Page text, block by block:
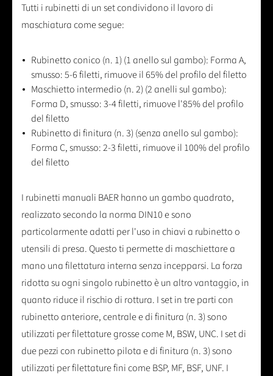
Tutti i rubinetti di un set condividono il lavoro di
maschiatura come segue:
Rubinetto conico (n. 1) (1 anello sul gambo): Forma A,
smusso: 5-6 filetti, rimuove il 65% del profilo del filetto
Maschietto intermedio (n. 2) (2 anelli sul gambo):
Forma D, smusso: 3-4 filetti, rimuove l'85% del profilo
del filetto
Rubinetto di finitura (n. 3) (senza anello sul gambo):
Forma C, smusso: 2-3 filetti, rimuove il 100% del profilo
del filetto
I rubinetti manuali BAER hanno un gambo quadrato,
realizzato secondo la norma DIN10 e sono
particolarmente adatti per l'uso in chiavi a rubinetto o
utensili di presa. Questo ti permette di maschiettare a
mano una filettatura interna senza incepparsi. La forza
ridotta su ogni singolo rubinetto è un altro vantaggio, in
quanto riduce il rischio di rottura. I set in tre parti con
rubinetto anteriore, centrale e di finitura (n. 3) sono
utilizzati per filettature grosse come M, BSW, UNC. I set di
due pezzi con rubinetto pilota e di finitura (n. 3) sono
utilizzati per filettature fini come BSP, MF, BSF, UNF. I